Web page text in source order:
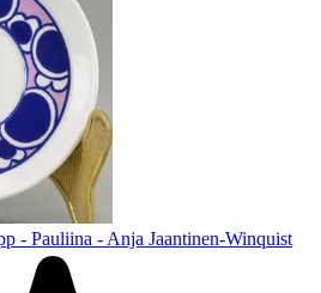
- Pauliina - Anja Jaantinen-Winquist